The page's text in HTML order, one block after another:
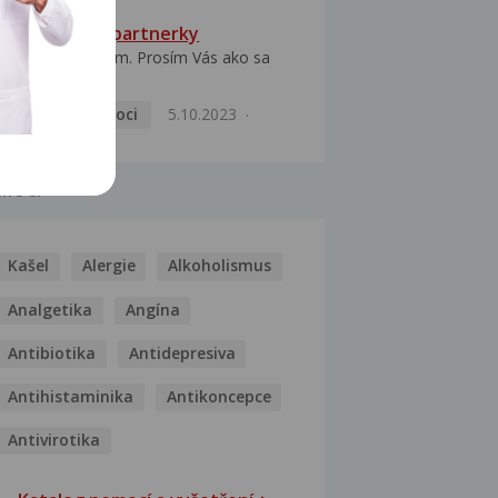
HPV typ 52 u partnerky
Dobrý deň prajem. Prosím Vás ako sa
Pohlavní nemoci
5.10.2023
Kašel Alergie Alkoholismus
Analgetika Angína
Antibiotika Antidepresiva
Antihistaminika Antikoncepce
Antivirotika